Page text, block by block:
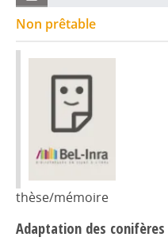
Non prêtable
thèse/mémoire
Adaptation des